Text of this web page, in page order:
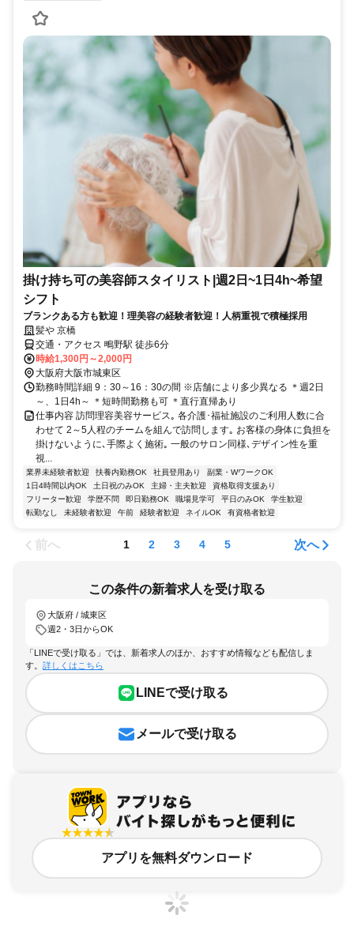
掛け持ち可の美容師スタイリスト|週2日~1日4h~希望
シフト
ブランクある方も歓迎！理美容の経験者歓迎！人柄重視で積極採用
髪や 京橋
交通・アクセス 鴫野駅 徒歩6分
時給1,300円～2,000円
大阪府大阪市城東区
勤務時間詳細 9：30～16：30の間 ※店舗により多少異なる ＊週2日
～、1日4h～ ＊短時間勤務も可 ＊直行直帰あり
仕事内容 訪問理容美容サービス｡ 各介護･福祉施設のご利用人数に合
わせて 2～5人程のチームを組んで訪問します｡ お客様の身体に負担を
掛けないように､手際よく施術｡ 一般のサロン同様､デザイン性を重
視...
業界未経験者歓迎 扶養内勤務OK 社員登用あり
副業・WワークOK
1日4時間以内OK
土日祝のみOK 主婦・主夫歓迎
資格取得支援あり
フリーター歓迎
学歴不問 即日勤務OK 職場見学可 平日のみOK
学生歓迎
転勤なし
未経験者歓迎 午前 経験者歓迎 ネイルOK 有資格者歓迎
前へ 1 2 3 4 5 次へ
この条件の新着求人を受け取る
大阪府 / 城東区
週2・3日からOK
「LINEで受け取る」では、新着求人のほか、おすすめ情報なども配信しま
す。 詳しくはこちら
LINEで受け取る
メールで受け取る
アプリを無料ダウンロード